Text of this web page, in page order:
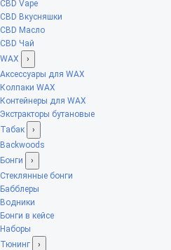
CBD Vape
CBD Вкусняшки
CBD Масло
CBD Чай
WAX
›
Аксессуары для WAX
Колпаки WAX
Контейнеры для WAX
Экстракторы бутановые
Табак
›
Backwoods
Бонги
›
Стеклянные бонги
Бабблеры
Водники
Бонги в кейсе
Наборы
Тюнинг
›